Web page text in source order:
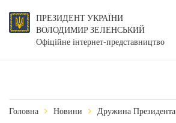
ПРЕЗИДЕНТ УКРАЇНИ
ВОЛОДИМИР ЗЕЛЕНСЬКИЙ
Офіційне інтернет-представництво
Головна Новини Дружина Президента